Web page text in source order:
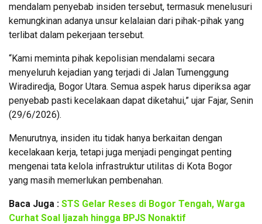
mendalam penyebab insiden tersebut, termasuk menelusuri
kemungkinan adanya unsur kelalaian dari pihak-pihak yang
terlibat dalam pekerjaan tersebut.
“Kami meminta pihak kepolisian mendalami secara
menyeluruh kejadian yang terjadi di Jalan Tumenggung
Wiradiredja, Bogor Utara. Semua aspek harus diperiksa agar
penyebab pasti kecelakaan dapat diketahui,” ujar Fajar, Senin
(29/6/2026).
Menurutnya, insiden itu tidak hanya berkaitan dengan
kecelakaan kerja, tetapi juga menjadi pengingat penting
mengenai tata kelola infrastruktur utilitas di Kota Bogor
yang masih memerlukan pembenahan.
Baca Juga : STS Gelar Reses di Bogor Tengah, Warga
Curhat Soal Ijazah hingga BPJS Nonaktif